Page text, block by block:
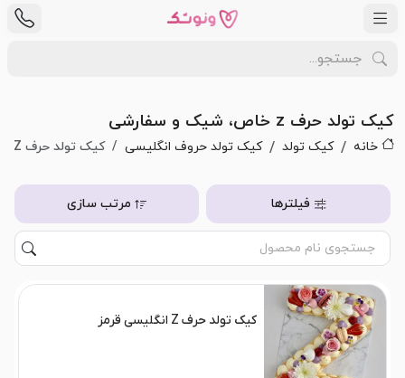
کیک تولد حرف z خاص، شیک و سفارشی
خانه کیک تولد کیک تولد حروف انگلیسی کیک تولد حرف Z
فیلترها مرتب سازی
کیک تولد حرف Z انگلیسی قرمز